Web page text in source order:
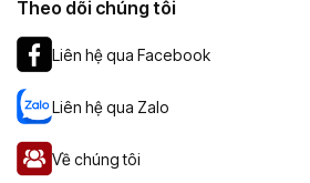
Theo dõi chúng tôi
Liên hệ qua Facebook
Liên hệ qua Zalo
Về chúng tôi